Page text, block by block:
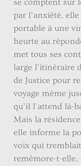
se comptent sur
par l’anxiété,
portable à une
heurte au
met tous ses
large l’itinéraire
de Justice pour
voyage même
qu’il l’attend là-
Mais la
elle informe la
voix qui
remémore-t-elle.